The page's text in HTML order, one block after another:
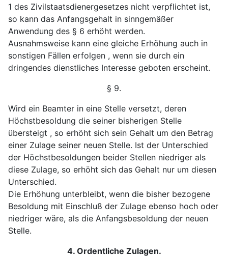
1 des Zivilstaatsdienergesetzes nicht verpflichtet ist,
so kann das Anfangsgehalt in sinngemäßer
Anwendung des § 6 erhöht werden.
Ausnahmsweise kann eine gleiche Erhöhung auch in
sonstigen Fällen erfolgen , wenn sie durch ein
dringendes dienstliches Interesse geboten erscheint.
§ 9.
Wird ein Beamter in eine Stelle versetzt, deren
Höchstbesoldung die seiner bisherigen Stelle
übersteigt , so erhöht sich sein Gehalt um den Betrag
einer Zulage seiner neuen Stelle. Ist der Unterschied
der Höchstbesoldungen beider Stellen niedriger als
diese Zulage, so erhöht sich das Gehalt nur um diesen
Unterschied.
Die Erhöhung unterbleibt, wenn die bisher bezogene
Besoldung mit Einschluß der Zulage ebenso hoch oder
niedriger wäre, als die Anfangsbesoldung der neuen
Stelle.
4. Ordentliche Zulagen.